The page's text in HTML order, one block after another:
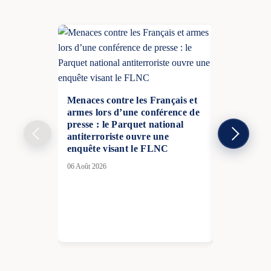
Menaces contre les Français et
armes lors d’une conférence de
presse : le Parquet national
antiterroriste ouvre une
enquête visant le FLNC
06 Août 2026